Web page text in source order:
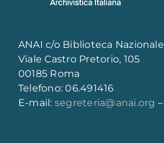
ANAI c/o Biblioteca Nazionale
Viale Castro Pretorio, 105
00185 Roma
Telefono: 06.491416
E-mail: segreteria@anai.org –